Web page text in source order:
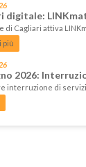
digitale:
di Cagliari attiva
più
2026:
interruzione di